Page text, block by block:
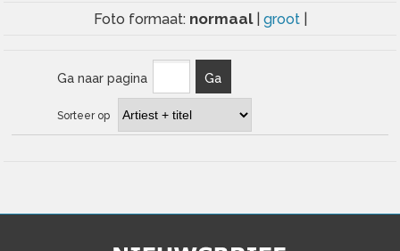
Foto formaat: normaal groot
Ga naar pagina Ga
Sorteer op